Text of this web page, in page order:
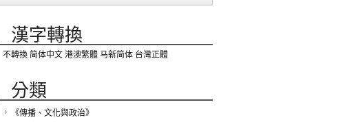
漢字轉換
不轉換 简体中文 港澳繁體 马新简体 台灣正體
分類
《傳播、文化與政治》